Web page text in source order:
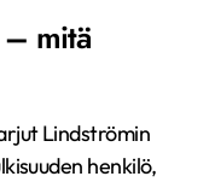
– mitä
Lindströmin
henkilö,